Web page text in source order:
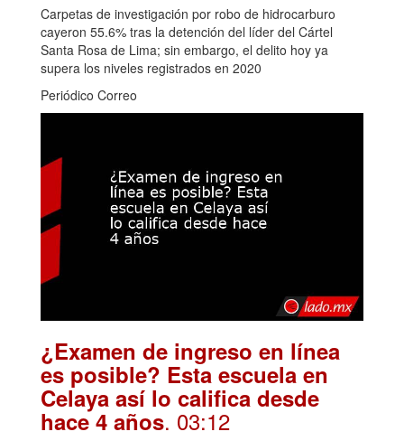
Carpetas de investigación por robo de hidrocarburo
cayeron 55.6% tras la detención del líder del Cártel
Santa Rosa de Lima; sin embargo, el delito hoy ya
supera los niveles registrados en 2020
Periódico Correo
¿Examen de ingreso en línea
es posible? Esta escuela en
Celaya así lo califica desde
hace 4 años. 03:12